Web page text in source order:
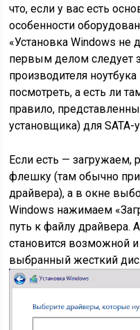
что, если у вас есть
особенности
«Установка Windows
первым делом следует
производителя
посмотреть, а есть ли
правило,
установщика) для SATA-
Если есть —
флешку (там обычно
драйвера), а в окне
Windows нажимаем
путь к файлу драйвера.
становится возможной
выбранный жесткий